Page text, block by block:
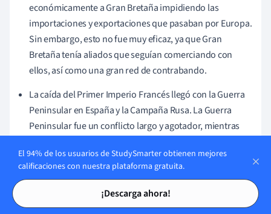
Tarjetas de estudio
Tarjetas de estudio
económicamente a Gran Bretaña impidiendo las
importaciones y exportaciones que pasaban por Europa.
Sin embargo, esto no fue muy eficaz, ya que Gran
Bretaña tenía aliados que seguían comerciando con
ellos, así como una gran red de contrabando.
La caída del Primer Imperio Francés llegó con la Guerra
Peninsular en España y la Campaña Rusa. La Guerra
Peninsular fue un conflicto largo y agotador, mientras
planificado.
Napoleón fue finalmente derrotado por la Sexta
Coalición en 1815, tras los Cien Días. El Segundo Tratado
El 94% de los usuarios de StudySmarter obtienen mejores
calificaciones con nuestra plataforma gratuita.
¡Descarga ahora!